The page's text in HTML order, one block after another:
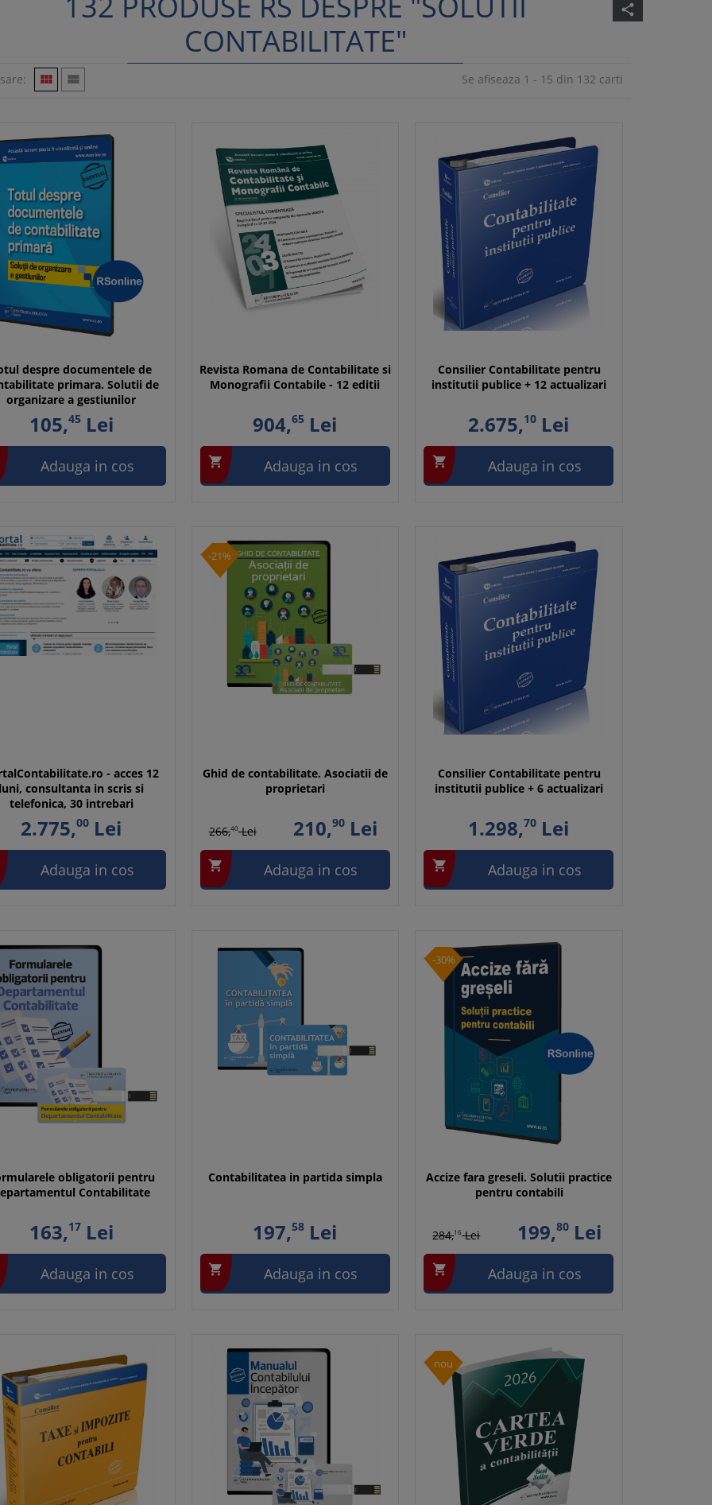
share
CONTABILITATE"
  Se afiseaza 1 - 15 din 132 carti
despre documentele de
primara. Solutii de
organizare a gestiunilor
105,45Lei
Adauga in cos
Revista Romana de Contabilitate si
Monografii Contabile - 12 editii
904,65 Lei
 Adauga in cos
Consilier Contabilitate pentru
institutii publice + 12 actualizari
2.675,10 Lei
 Adauga in cos
- acces 12
luni, consultanta in scris si
telefonica, 30 intrebari
2.775,00 Lei
Adauga in cos
-21%
Ghid de contabilitate. Asociatii de
proprietari
266,40Lei 210,90 Lei
 Adauga in cos
Consilier Contabilitate pentru
institutii publice + 6 actualizari
1.298,70 Lei
 Adauga in cos
obligatorii pentru
Contabilitate
163,17Lei
Adauga in cos
Contabilitatea in partida simpla
197,58 Lei
 Adauga in cos
-30%
Accize fara greseli. Solutii practice
pentru contabili
284,16Lei 199,80Lei
 Adauga in cos
nou